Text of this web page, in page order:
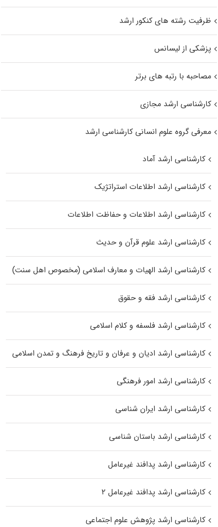
ظرفیت رشته های کنکور ارشد
پزشکی از لیسانس
مصاحبه با رتبه های برتر
کارشناسی ارشد مجازی
معرفی گروه علوم انسانی کارشناسی ارشد
کارشناسی ارشد آماد
کارشناسی ارشد اطلاعات استراتژیک
کارشناسی ارشد اطلاعات و حفاظت اطلاعات
کارشناسی ارشد علوم قرآن و حدیث
کارشناسی ارشد الهیات و معارف اسلامی (مخصوص اهل سنت)
کارشناسی ارشد فقه و حقوق
کارشناسی ارشد فلسفه و کلام اسلامی
کارشناسی ارشد ادیان و عرفان و تاریخ فرهنگ و تمدن اسلامی
کارشناسی ارشد امور فرهنگی
کارشناسی ارشد ایران شناسی
کارشناسی ارشد باستان شناسی
کارشناسی ارشد پدافند غیرعامل
کارشناسی ارشد پدافند غیرعامل ۲
کارشناسی ارشد پژوهش علوم اجتماعی